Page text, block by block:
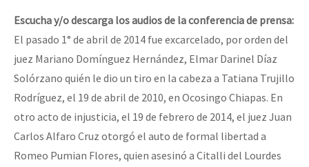
Escucha y/o descarga los audios de la conferencia de prensa:
El pasado 1° de abril de 2014 fue excarcelado, por orden del
juez Mariano Domínguez Hernández, Elmar Darinel Díaz
Solórzano quién le dio un tiro en la cabeza a Tatiana Trujillo
Rodríguez, el 19 de abril de 2010, en Ocosingo Chiapas. En
otro acto de injusticia, el 19 de febrero de 2014, el juez Juan
Carlos Alfaro Cruz otorgó el auto de formal libertad a
Romeo Pumian Flores, quien asesinó a Citalli del Lourdes